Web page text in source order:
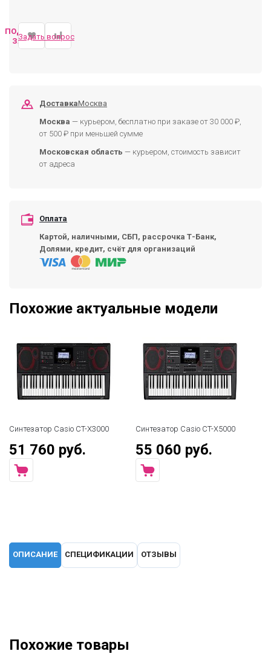
ПОДОБРАТЬ
ЗАМЕНУ
Задать вопрос
ДоставкаМосква
Москва — курьером, бесплатно при заказе от 30 000 ₽,
от 500 ₽ при меньшей сумме
Московская область — курьером, стоимость зависит
от адреса
Оплата
Картой, наличными, СБП, рассрочка Т-Банк,
Долями, кредит, счёт для организаций
Похожие актуальные модели
Синтезатор Casio CT-X3000
51 760 руб.
Синтезатор Casio CT-X5000
55 060 руб.
ОПИСАНИЕ СПЕЦИФИКАЦИИ ОТЗЫВЫ
Похожие товары